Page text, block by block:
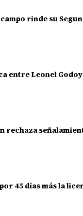
rinde su
entre Leonel
rechaza
45 días más la